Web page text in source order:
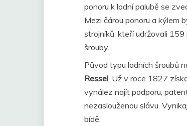
ponoru k lodní palubě se
Mezi čárou ponoru a kýlem
strojníků, kteří udržovali
šrouby.
Původ typu lodních šroubů
Ressel . Už v roce 1827
vynález najít podporu,
nezaslouženou slávu.
bídě.